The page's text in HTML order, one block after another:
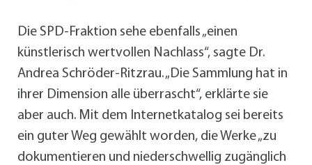
Die SPD-Fraktion sehe ebenfalls „einen
künstlerisch wertvollen Nachlass“, sagte Dr.
Andrea Schröder-Ritzrau. „Die Sammlung hat in
ihrer Dimension alle überrascht“, erklärte sie
aber auch. Mit dem Internetkatalog sei bereits
ein guter Weg gewählt worden, die Werke „zu
dokumentieren und niederschwellig zugänglich